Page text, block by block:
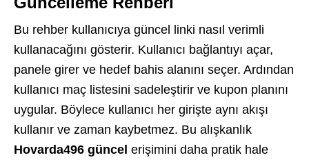
Bu rehber kullanıcıya güncel linki nasıl verimli
kullanacağını gösterir. Kullanıcı bağlantıyı açar,
panele girer ve hedef bahis alanını seçer. Ardından
kullanıcı maç listesini sadeleştirir ve kupon planını
uygular. Böylece kullanıcı her girişte aynı akışı
kullanır ve zaman kaybetmez. Bu alışkanlık
Hovarda496 güncel erişimini daha pratik hale